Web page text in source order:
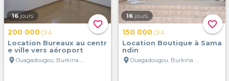
favorite_border
16 jours
200 000CFA
Location Bureaux au centr
e ville vers aéroport
location_on
Ouagadougou, Burkina Faso
favorite_border
16 jours
150 000CFA
Location Boutique à Sama
ndin
location_on
Ouagadougou, Burkina Faso